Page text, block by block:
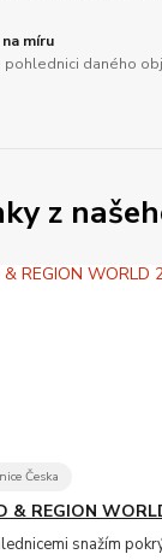
míru
pohlednici daného
z
Česka
& REGION
snažím